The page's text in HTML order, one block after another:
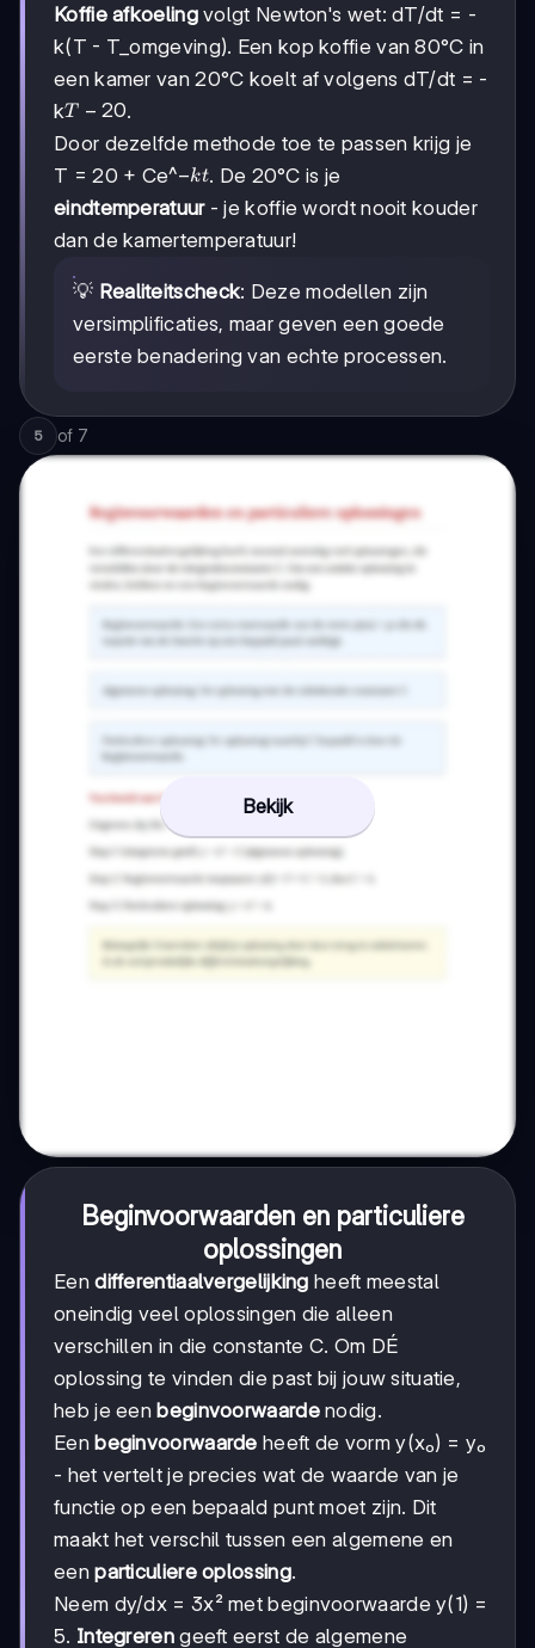
Koffie afkoelingvolgt Newton's wet: dT/dt = -
k(T - T_omgeving). Een kop koffie van 80°C in
een kamer van 20°C koelt af volgens dT/dt = -
kT
-
20
T − 20.
Door dezelfde methode toe te passen krijg je
T = 20 + Ce^-
kt
−kt. De 20°C is je
eindtemperatuur- je koffie wordt nooit kouder
dan de kamertemperatuur!
💡 Realiteitscheck: Deze modellen zijn
versimplificaties, maar geven een goede
eerste benadering van echte processen.
5 of 7
Bekijk
Beginvoorwaarden en particuliere
oplossingen
Eendifferentiaalvergelijking heeft meestal
oneindig veel oplossingen die alleen
verschillen in die constante C. Om DÉ
oplossing te vinden die past bij jouw situatie,
heb je eenbeginvoorwaardenodig.
Eenbeginvoorwaarde heeft de vorm y(x₀) = y₀
- het vertelt je precies wat de waarde van je
functie op een bepaald punt moet zijn. Dit
maakt het verschil tussen een algemene en
eenparticuliere oplossing.
Neem dy/dx = 3x² met beginvoorwaarde y(1) =
5. Integrerengeeft eerst de algemene